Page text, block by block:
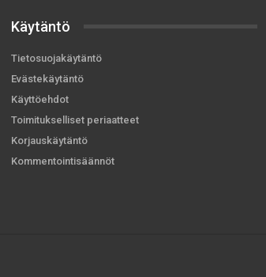
Käytäntö
Tietosuojakäytäntö
Evästekäytäntö
Käyttöehdot
Toimitukselliset periaatteet
Korjauskäytäntö
Kommentointisäännöt